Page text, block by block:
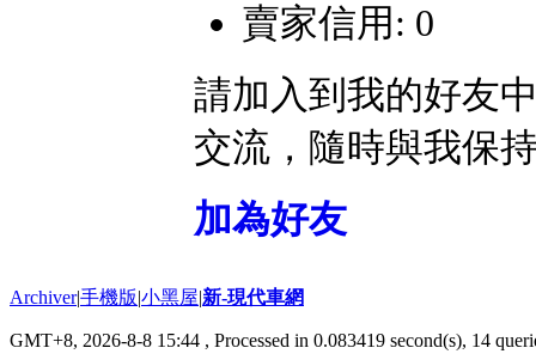
賣家信用: 0
請加入到我的好友
交流，隨時與我保
加為好友
Archiver|手機版|小黑屋|新-現代車網
GMT+8, 2026-8-8 15:44 , Processed in 0.083419 second(s), 14